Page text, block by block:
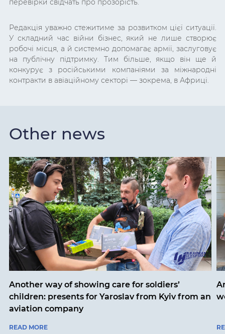
перевірки свідчать про прозорість.
Редакція уважно стежитиме за розвитком цієї ситуації.
У складний час війни бізнес, який не лише створює
робочі місця, а й системно допомагає армії, заслуговує
на публічну підтримку. Тим більше, якщо він ще й
конкурує з російськими компаніями за міжнародні
контракти в авіаційному секторі — зокрема, в Африці.
Other news
Another way of showing care for soldiers’
children: presents for Yaroslav from Kyiv from an
aviation company
READ MORE